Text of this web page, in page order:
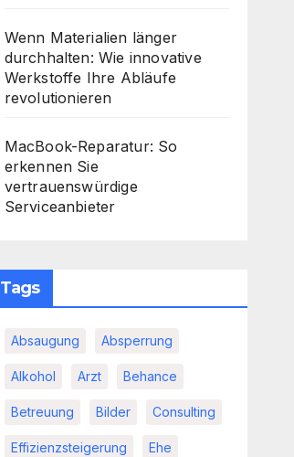
Wenn Materialien länger
durchhalten: Wie innovative
Werkstoffe Ihre Abläufe
revolutionieren
MacBook-Reparatur: So
erkennen Sie
vertrauenswürdige
Serviceanbieter
Tags
Absaugung Absperrung
Alkohol Arzt Behance
Betreuung Bilder Consulting
Effizienzsteigerung Ehe